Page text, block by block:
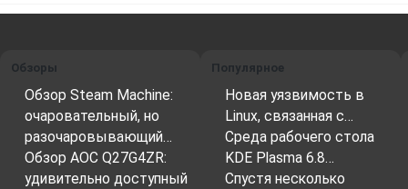
Обзоры
Обзор Steam Machine:
очаровательный, но
разочаровывающий…
Обзор AOC Q27G4ZR:
удивительно доступный
Популярное
Новая уязвимость в
Linux, связанная с…
Среда рабочего стола
KDE Plasma 6.8…
Спустя несколько